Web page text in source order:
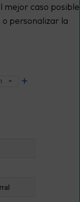
mejor caso
personalizar la